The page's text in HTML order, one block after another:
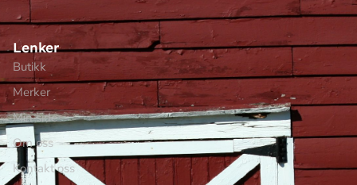
Lenker
Butikk
Merker
Min side
Om oss
Kontakt oss